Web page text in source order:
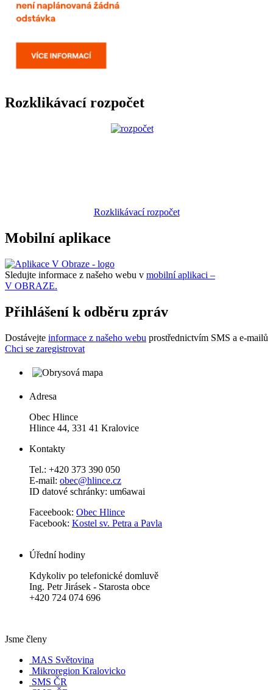
Rozklikávací rozpočet
Rozklikávací rozpočet
Mobilní aplikace
Sledujte informace z našeho webu v mobilní aplikaci –
V OBRAZE.
Přihlášení k odběru zpráv
Dostávejte informace z našeho webu prostřednictvím SMS a e-mailů
Chci se zaregistrovat
Adresa
Obec Hlince
Hlince 44, 331 41 Kralovice
Kontakty
Tel.: +420 373 390 050
E-mail: obec@hlince.cz
ID datové schránky: um6awai
Faceebook: Obec Hlince
Facebook: Kostel sv. Petra a Pavla
Úřední hodiny
Kdykoliv po telefonické domluvě
Ing. Petr Jirásek - Starosta obce
+420 724 074 696
Jsme členy
MAS Světovina
Mikroregion Kralovicko
SMS ČR